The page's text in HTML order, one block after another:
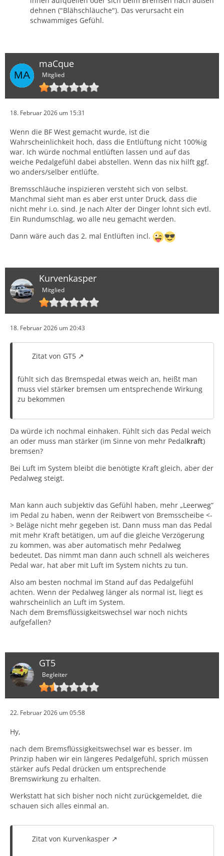
dehnen ("Blähschläuche"). Das verursacht ein
schwammiges Gefühl.
maCque
Mitglied
18. Februar 2026 um 15:31
Wenn die BF West gemacht wurde, ist die
Wahrscheinlichkeit hoch, dass die Entlüftung nicht 100%ig
war. Ich würde nochmal entlüften lassen und auf das
weiche Pedalgefühl dabei abstellen. Wenn das nix hilft ggf.
wo anders/selber entlüfte.
Bremsschläuche inspizieren versteht sich von selbst.
Manchmal sieht man es aber erst unter Druck, dass die
nicht mehr i.o. sind. Je nach Alter der Dinger lohnt sich evtl.
Ein Rundumschlag, wo alle neu gemacht werden.
Dann wäre auch das 2. mal Entlüften incl.
Kurvenkasper
Mitglied
18. Februar 2026 um 20:43
Zitat von GT5
fühlt sich das Bremspedal etwas weich an, heißt man
muss viel stärker bremsen um entsprechende Wirkung
zu bekommen
Da würde ich nochmal einhaken. Fühlt sich das Pedal weich
an oder muss man stärker (im Sinne von mehr Pedalkraft)
bremsen?
Bei Luft im System bleibt die benötigte Kraft gleich, aber der
Pedalweg steigt.
Man kann auch subjektiv das Gefühl haben, mehr „Leerweg“
im Pedal zu haben, wenn der Reibwert von Bremsscheibe <-
> Beläge nicht mehr gegeben ist. Dann muss man das Pedal
mit mehr Kraft betätigen, um auf die gleiche Verzögerung
zu kommen, was aber automatisch mehr Pedalweg
bedeutet. Das nimmt man dann auch schnell als weicheres
Pedal war, hat aber mit Luft im System nichts zu tun.
Also am besten nochmal im Stand auf das Pedalgefühl
achten. Wenn der Pedalweg länger als normal ist, liegt es
wahrscheinlich an Luft im System.
Nach dem Bremsflüssigkeitswechsel war noch nichts
aufgefallen?
GT5
Begleiter
22. Februar 2026 um 05:58
Hy,
nach dem Bremsflüssigkeitswechsel war es besser. Im
Prinzip haben wir ein längeres Pedalgefühl, sprich müssen
stärker aufs Pedal drücken um entsprechende
Bremswirkung zu erhalten.
Werkstatt hat sich bisher noch nicht zurückgemeldet, die
schauen sich alles einmal an.
Zitat von Kurvenkasper